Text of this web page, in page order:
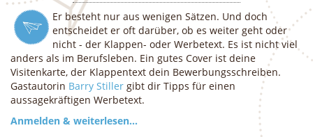
Er besteht nur aus wenigen Sätzen. Und doch
entscheidet er oft darüber, ob es weiter geht oder
nicht - der Klappen- oder Werbetext. Es ist nicht viel
anders als im Berufsleben. Ein gutes Cover ist deine
Visitenkarte, der Klappentext dein Bewerbungsschreiben.
Gastautorin Barry Stiller gibt dir Tipps für einen
aussagekräftigen Werbetext.
Anmelden & weiterlesen...